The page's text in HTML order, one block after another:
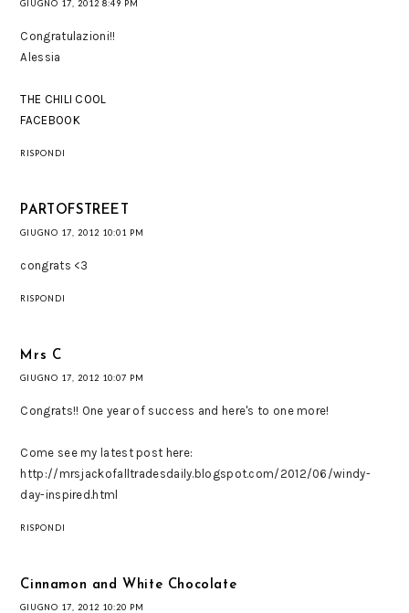
GIUGNO 17, 2012 8:49 PM
Congratulazioni!!
Alessia
THE CHILI COOL
FACEBOOK
RISPONDI
PARTOFSTREET
GIUGNO 17, 2012 10:01 PM
congrats <3
RISPONDI
Mrs C
GIUGNO 17, 2012 10:07 PM
Congrats!! One year of success and here's to one more!
Come see my latest post here:
http://mrsjackofalltradesdaily.blogspot.com/2012/06/windy-
day-inspired.html
RISPONDI
Cinnamon and White Chocolate
GIUGNO 17, 2012 10:20 PM